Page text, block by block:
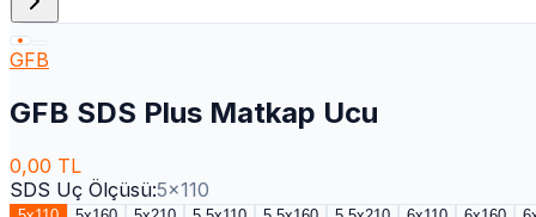
GFB
GFB SDS Plus Matkap Ucu
0,00 TL
SDS Uç Ölçüsü:5x110